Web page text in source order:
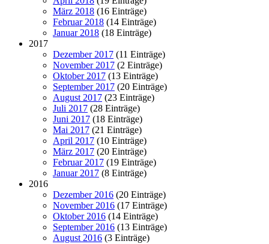
März 2018 (16 Einträge)
Februar 2018 (14 Einträge)
Januar 2018 (18 Einträge)
2017
Dezember 2017 (11 Einträge)
November 2017 (2 Einträge)
Oktober 2017 (13 Einträge)
September 2017 (20 Einträge)
August 2017 (23 Einträge)
Juli 2017 (28 Einträge)
Juni 2017 (18 Einträge)
Mai 2017 (21 Einträge)
April 2017 (10 Einträge)
März 2017 (20 Einträge)
Februar 2017 (19 Einträge)
Januar 2017 (8 Einträge)
2016
Dezember 2016 (20 Einträge)
November 2016 (17 Einträge)
Oktober 2016 (14 Einträge)
September 2016 (13 Einträge)
August 2016 (3 Einträge)